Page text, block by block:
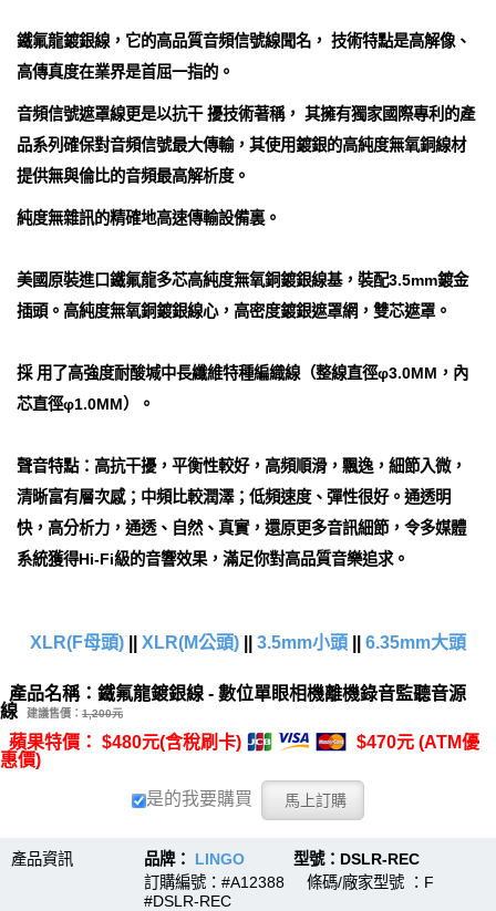
鐵氟龍鍍銀線，它的高品質音頻信號線聞名， 技術特點是高解像、
高傳真度在業界是首屈一指的。
音頻信號遮罩線更是以抗干 擾技術著稱， 其擁有獨家國際專利的產
品系列確保對音頻信號最大傳輸，其使用鍍銀的高純度無氧銅線材
提供無與倫比的音頻最高解析度。
純度無雜訊的精確地高速傳輸設備裏。
美國原裝進口鐵氟龍多芯高純度無氧銅鍍銀線基，裝配3.5mm鍍金
插頭。高純度無氧銅鍍銀線心，高密度鍍銀遮罩網，雙芯遮罩。
採 用了高強度耐酸堿中長纖維特種編織線（整線直徑φ3.0MM，內
芯直徑φ1.0MM）。
聲音特點：高抗干擾，平衡性較好，高頻順滑，飄逸，細節入微，
清晰富有層次感；中頻比較潤澤；低頻速度、彈性很好。通透明
快，高分析力，通透、自然、真實，還原更多音訊細節，令多媒體
系統獲得Hi-Fi級的音響效果，滿足你對高品質音樂追求。
XLR(F母頭) XLR(M公頭) 3.5mm小頭 6.35mm大頭
產品名稱：鐵氟龍鍍銀線 - 數位單眼相機離機錄音監聽音源
線
建議售價： 1,200元
蘋果特價： $480元(含稅刷卡)
$470元 (ATM優
惠價)
是的我要購買
產品資訊 品牌： LINGO 型號：DSLR-REC
訂購編號：#A12388 條碼/廠家型號 ：F
#DSLR-REC